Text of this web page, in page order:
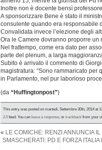
Inoltre non è docente bensì
A sponsorizzare Bene è stato il
consulente quando era responsabile
Convalidata invece l’elezione degli
Ora le Camere dovranno proporre un
Nel frattempo, come era dato per
parte del plenum, a larga
Subito è arrivato il commento di
magistratura: “Sono rammaricato
in Parlamento, nel pur laborioso
(da “Huffingtonpost”)
This entry was posted on martedì, Settembre 30th, 2014 at
2.0feed. You canleave a response, ortrackbackfrom your
« LE COMICHE: RENZI ANNUNCIA
SMASCHERATI: PD E FORZA